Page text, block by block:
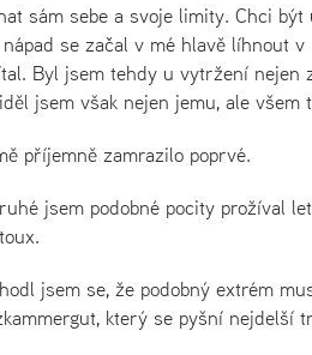
sám sebe a svoje limity. Chci být
se začal v mé hlavě líhnout
Byl jsem tehdy u vytržení nejen
jsem však nejen jemu, ale
příjemně zamrazilo poprvé.
jsem podobné pocity prožíval
jsem se, že podobný extrém
který se pyšní nejdelší